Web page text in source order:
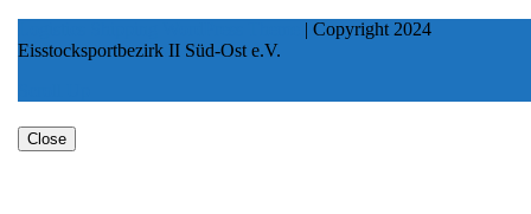
| Copyright 2024
Eisstocksportbezirk II Süd-Ost e.V.
Close